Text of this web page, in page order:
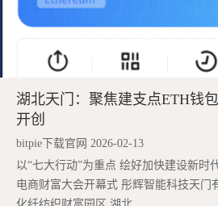
湖北天门：聚焦建支点ETH钱
开创
bitpie下载官网 2026-02-13
以“七大行动”为重点 绘好加快建设新时
电商财富大会开幕式 彤辉智能科技天门